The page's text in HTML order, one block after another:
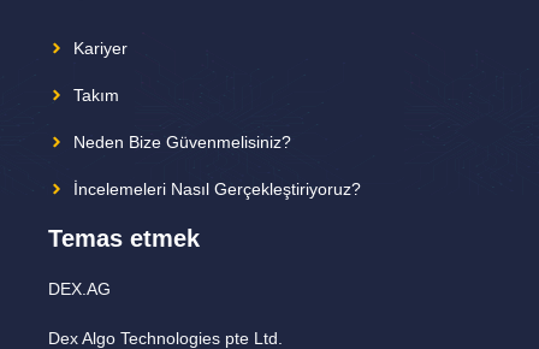
Kariyer
Takım
Neden Bize Güvenmelisiniz?
İncelemeleri Nasıl Gerçekleştiriyoruz?
Temas etmek
DEX.AG
Dex Algo Technologies pte Ltd.